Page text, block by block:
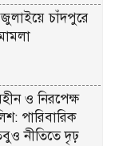
চাঁদপুরে
ও নিরপেক্ষ
পারিবারিক
নীতিতে দৃঢ়